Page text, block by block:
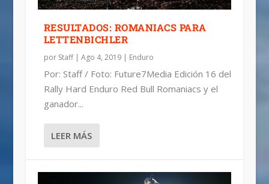
RESULTADOS: ROMANIACS PARA
LETTENBICHLER
por Staff| Ago 4, 2019| Enduro
Por: Staff / Foto: Future7Media Edición 16 del
Rally Hard Enduro Red Bull Romaniacs y el
ganador...
LEER MÁS